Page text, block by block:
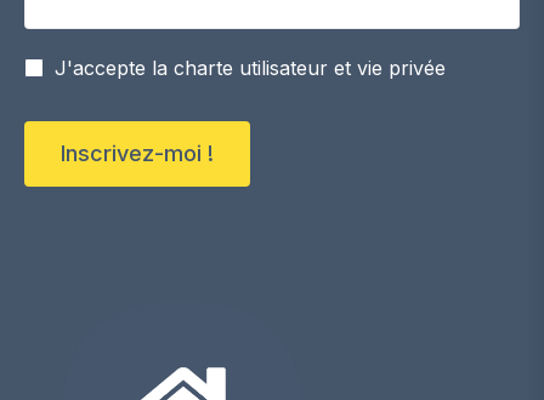
J'accepte la charte utilisateur et vie privée
Inscrivez-moi !